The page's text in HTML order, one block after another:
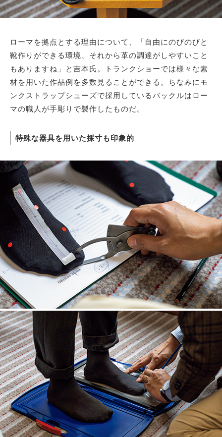
ローマを拠点とする理由について、「自由にのびのびと
靴作りができる環境、それから革の調達がしやすいこと
もありますね」と吉本氏。トランクショーでは様々な素
材を用いた作品例を多数見ることができる。ちなみにモ
ンクストラップシューズで採用しているバックルはロー
マの職人が手彫りで製作したものだ。
特殊な器具を用いた採寸も印象的